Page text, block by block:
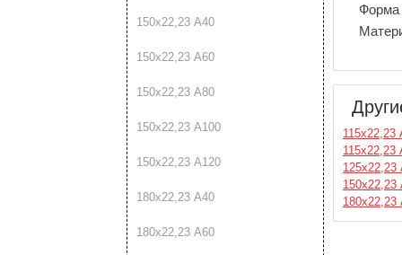
150х22,23 A40
150х22,23 A60
150х22,23 A80
150х22,23 A100
150х22,23 A120
180х22,23 A40
180х22,23 A60
Форма
115х22,23
115х22,23
125х22,23
150х22,23
180х22,23